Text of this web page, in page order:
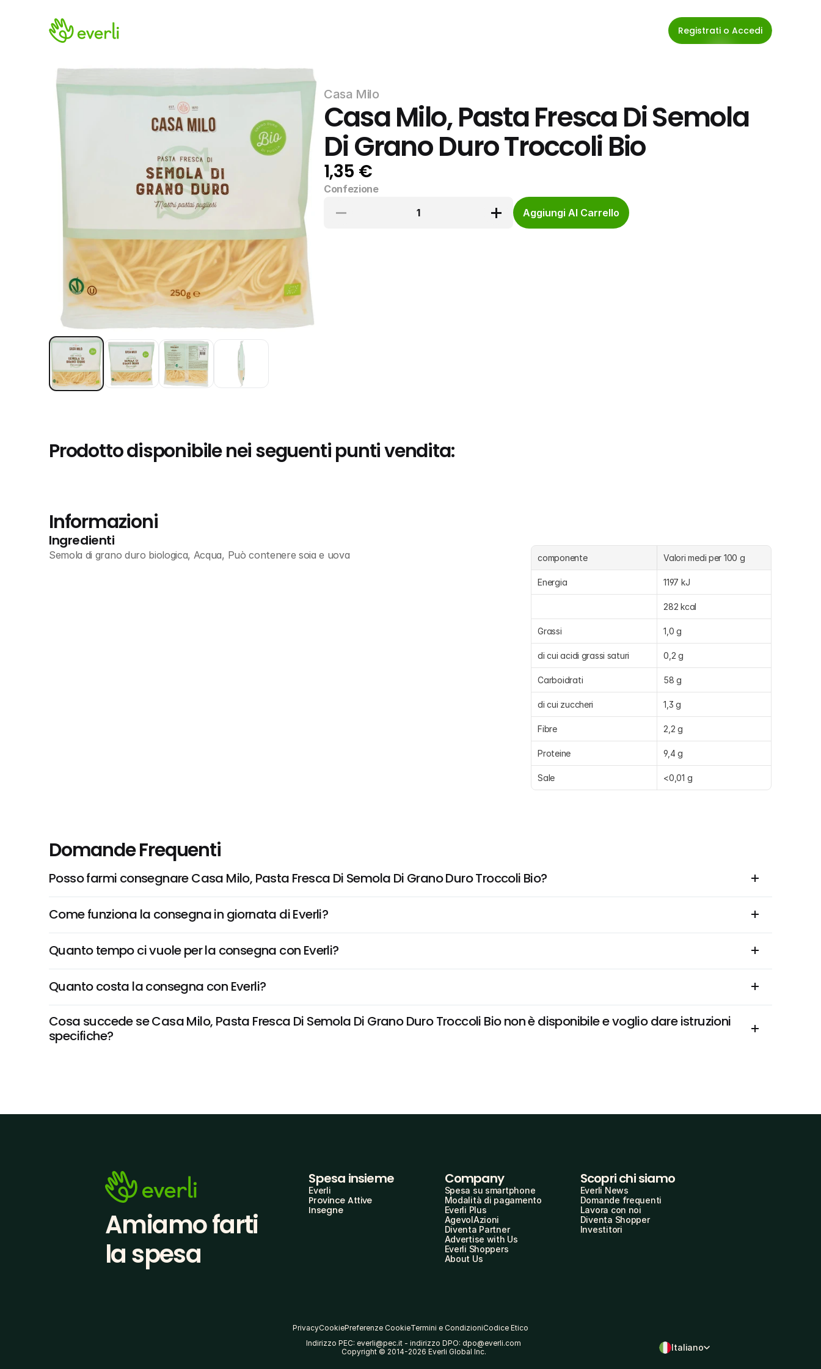
Registrati o Accedi
Casa Milo
Casa Milo, Pasta Fresca Di Semola
Di Grano Duro Troccoli Bio
1,35 €
Confezione
1
Aggiungi Al Carrello
Prodotto disponibile nei seguenti punti vendita:
Informazioni
Ingredienti
Semola di grano duro biologica, Acqua, Può contenere soia e uova componente Valori medi per 100 g
Energia 1197 kJ
282 kcal
Grassi 1,0 g
di cui acidi grassi saturi 0,2 g
Carboidrati 58 g
di cui zuccheri 1,3 g
Fibre 2,2 g
Proteine 9,4 g
Sale <0,01 g
Domande Frequenti
Posso farmi consegnare Casa Milo, Pasta Fresca Di Semola Di Grano Duro Troccoli Bio?
Come funziona la consegna in giornata di Everli?
Quanto tempo ci vuole per la consegna con Everli?
Quanto costa la consegna con Everli?
Cosa succede se Casa Milo, Pasta Fresca Di Semola Di Grano Duro Troccoli Bio non è disponibile e voglio dare istruzioni
specifiche?
Amiamo farti
la spesa
Spesa insieme
Everli
Province Attive
Insegne
Company
Spesa su smartphone
Modalità di pagamento
Everli Plus
AgevolAzioni
Diventa Partner
Advertise with Us
Everli Shoppers
About Us
Scopri chi siamo
Everli News
Domande frequenti
Lavora con noi
Diventa Shopper
Investitori
PrivacyCookiePreferenze CookieTermini e CondizioniCodice Etico
Indirizzo PEC: everli@pec.it - indirizzo DPO: dpo@everli.com
Copyright © 2014-2026 Everli Global Inc.
Italiano